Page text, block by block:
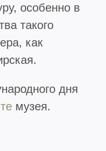
особенно в
такого
как
дня
музея.